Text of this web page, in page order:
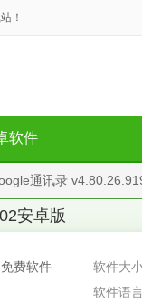
！
软件
通讯录
安卓版
费软件 软件大
软件语